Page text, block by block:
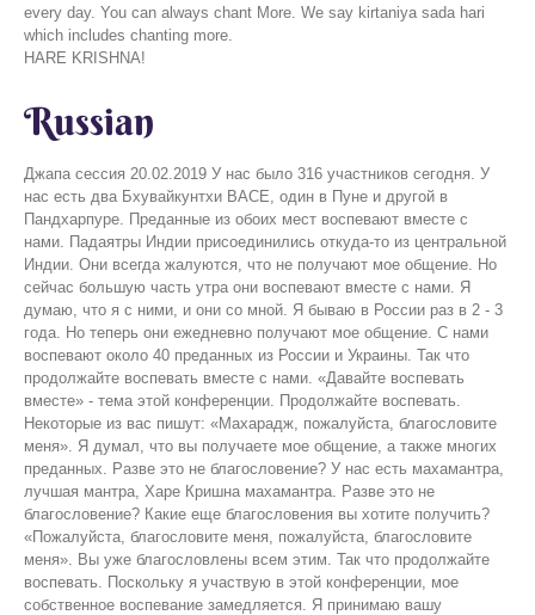
every day. You can always chant More. We say kirtaniya sada hari
which includes chanting more.
HARE KRISHNA!
Russian
Джапа сессия 20.02.2019 У нас было 316 участников сегодня. У
нас есть два Бхувайкунтхи ВАСЕ, один в Пуне и другой в
Пандхарпуре. Преданные из обоих мест воспевают вместе с
нами. Падаятры Индии присоединились откуда-то из центральной
Индии. Они всегда жалуются, что не получают мое общение. Но
сейчас большую часть утра они воспевают вместе с нами. Я
думаю, что я с ними, и они со мной. Я бываю в России раз в 2 - 3
года. Но теперь они ежедневно получают мое общение. С нами
воспевают около 40 преданных из России и Украины. Так что
продолжайте воспевать вместе с нами. «Давайте воспевать
вместе» - тема этой конференции. Продолжайте воспевать.
Некоторые из вас пишут: «Махарадж, пожалуйста, благословите
меня». Я думал, что вы получаете мое общение, а также многих
преданных. Разве это не благословение? У нас есть махамантра,
лучшая мантра, Харе Кришна махамантра. Разве это не
благословение? Какие еще благословения вы хотите получить?
«Пожалуйста, благословите меня, пожалуйста, благословите
меня». Вы уже благословлены всем этим. Так что продолжайте
воспевать. Поскольку я участвую в этой конференции, мое
собственное воспевание замедляется. Я принимаю вашу